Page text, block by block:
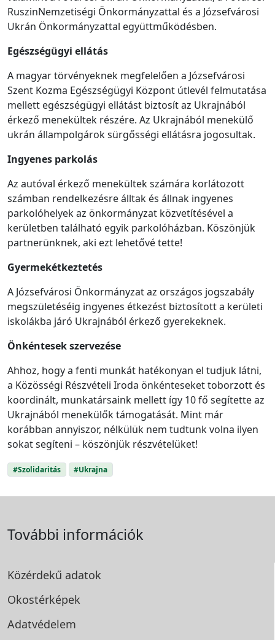
RuszinNemzetiségi Önkormányzattal és a Józsefvárosi
Ukrán Önkormányzattal együttműködésben.
Egészségügyi ellátás
A magyar törvényeknek megfelelően a Józsefvárosi
Szent Kozma Egészségügyi Központ útlevél felmutatása
mellett egészségügyi ellátást biztosít az Ukrajnából
érkező menekültek részére. Az Ukrajnából menekülő
ukrán állampolgárok sürgősségi ellátásra jogosultak.
Ingyenes parkolás
Az autóval érkező menekültek számára korlátozott
számban rendelkezésre álltak és állnak ingyenes
parkolóhelyek az önkormányzat közvetítésével a
kerületben található egyik parkolóházban. Köszönjük
partnerünknek, aki ezt lehetővé tette!
Gyermekétkeztetés
A Józsefvárosi Önkormányzat az országos jogszabály
megszületéséig ingyenes étkezést biztosított a kerületi
iskolákba járó Ukrajnából érkező gyerekeknek.
Önkéntesek szervezése
Ahhoz, hogy a fenti munkát hatékonyan el tudjuk látni,
a Közösségi Részvételi Iroda önkénteseket toborzott és
koordinált, munkatársaink mellett így 10 fő segítette az
Ukrajnából menekülők támogatását. Mint már
korábban annyiszor, nélkülük nem tudtunk volna ilyen
sokat segíteni – köszönjük részvételüket!
#Szolidaritás #Ukrajna
További információk
Közérdekű adatok
Okostérképek
Adatvédelem